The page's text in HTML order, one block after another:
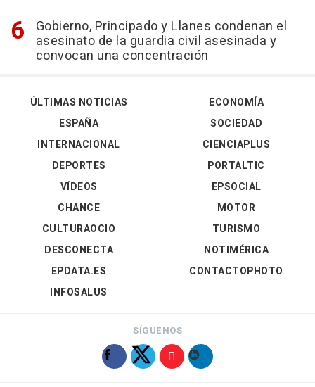
Gobierno, Principado y Llanes condenan el
asesinato de la guardia civil asesinada y
convocan una concentración
ÚLTIMAS NOTICIAS
ESPAÑA
INTERNACIONAL
DEPORTES
VÍDEOS
ECONOMÍA
SOCIEDAD
CIENCIAPLUS
PORTALTIC
EPSOCIAL
CHANCE
CULTURAOCIO
DESCONECTA
EPDATA.ES
INFOSALUS
MOTOR
TURISMO
NOTIMÉRICA
CONTACTOPHOTO
SÍGUENOS